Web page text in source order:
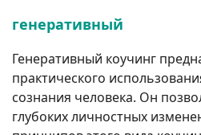
генеративный
Генеративный коучинг
практического
сознания человека. Он
глубоких личностных